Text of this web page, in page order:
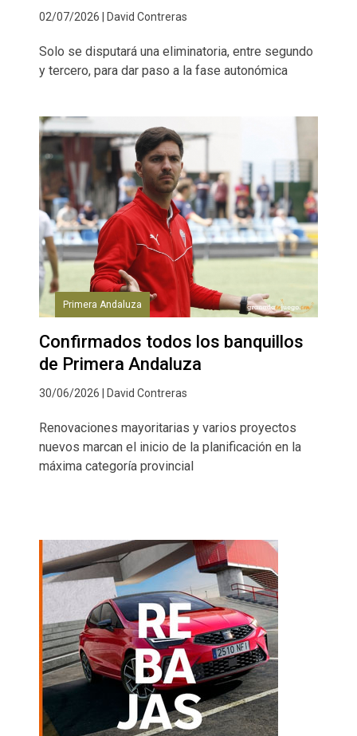
02/07/2026 | David Contreras
Solo se disputará una eliminatoria, entre segundo
y tercero, para dar paso a la fase autonómica
Primera Andaluza
Confirmados todos los banquillos
de Primera Andaluza
30/06/2026 | David Contreras
Renovaciones mayoritarias y varios proyectos
nuevos marcan el inicio de la planificación en la
máxima categoría provincial